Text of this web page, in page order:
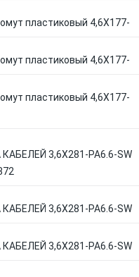
пластиковый 4,6X177-
пластиковый 4,6X177-
пластиковый 4,6X177-
3,6X281-PA6.6-SW
3,6X281-PA6.6-SW
3,6X281-PA6.6-SW